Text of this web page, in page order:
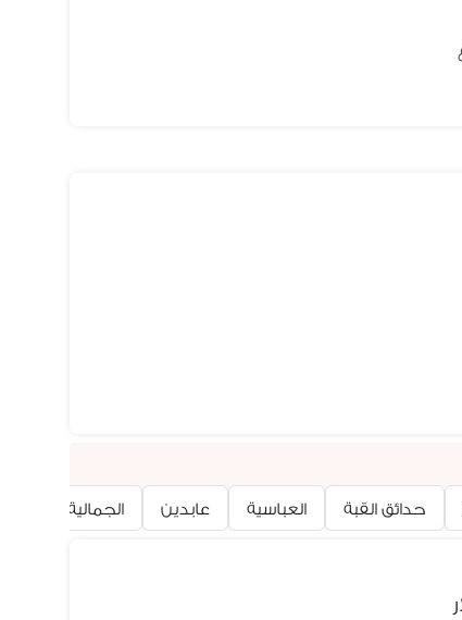
حدائق القبة العباسية عابدين الجمالية